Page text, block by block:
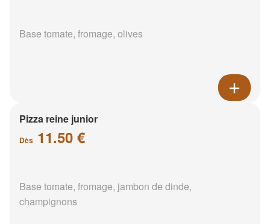
Base tomate, fromage, olives
Pizza reine junior
Dès 11.50 €
Base tomate, fromage, jambon de dinde,
champignons